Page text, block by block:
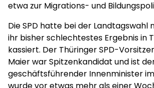
etwa zur Migrations- und
Die SPD hatte bei der Landtagswahl
ihr bisher schlechtestes Ergebnis in
kassiert. Der Thüringer SPD-
Maier war Spitzenkandidat und ist
geschäftsführender Innenminister